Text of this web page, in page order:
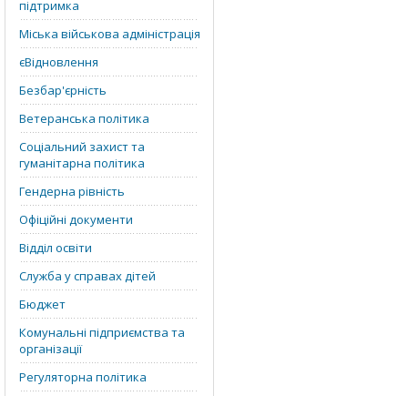
підтримка
Міська військова адміністрація
єВідновлення
Безбар'єрність
Ветеранська політика
Соціальний захист та
гуманітарна політика
Гендерна рівність
Офіційні документи
Відділ освіти
Служба у справах дітей
Бюджет
Комунальні підприємства та
організації
Регуляторна політика